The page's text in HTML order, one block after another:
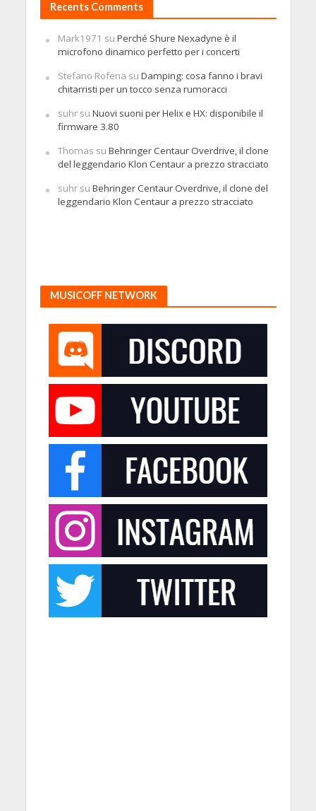
Recents Comments
Mark1971 su Perché Shure Nexadyne è il
microfono dinamico perfetto per i concerti
Stefano Rofena su Damping: cosa fanno i bravi
chitarristi per un tocco senza rumoracci
suhrsu Nuovi suoni per Helix e HX: disponibile il
firmware 3.80
Thomas su Behringer Centaur Overdrive, il clone
del leggendario Klon Centaur a prezzo stracciato
suhrsu Behringer Centaur Overdrive, il clone del
leggendario Klon Centaur a prezzo stracciato
MUSICOFF NETWORK